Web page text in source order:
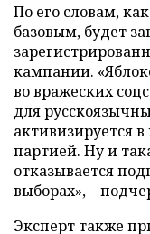
По его словам,
базовым, будет
кампании.
во вражеских
для
активизируется
партией. Ну и
отказывается
выборах», –
Эксперт также